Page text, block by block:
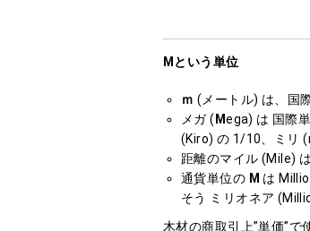
Mという単位
ｍ (メートル) は、国
メガ ( Mega) は 国際
(Kiro) の 1/10、ミリ
距離のマイル (Mile)
通貨単位の M は
そう ミリオネア
木材の商取引上”単価”で